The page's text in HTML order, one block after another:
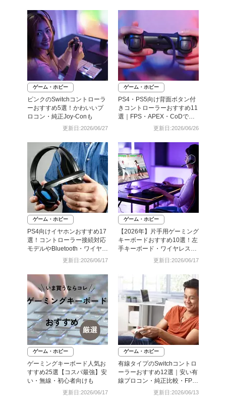
ゲーム・ホビー
ピンクのSwitchコントローラ
ーおすすめ5選！かわいいプ
ロコン・純正Joy-Conも
更新日:2026/06/27
ゲーム・ホビー
PS4・PS5向け背面ボタン付
きコントローラーおすすめ11
選｜FPS・APEX・CoDで勝
率アップ！PS5・PC対応も
更新日:2026/06/26
ゲーム・ホビー
PS4向けイヤホンおすすめ17
選！コントローラー接続対応
モデルやBluetooth・ワイヤレ
ス対応機種も更新日:2026/06/17
ゲーム・ホビー
【2026年】片手用ゲーミング
キーボードおすすめ10選！左
手キーボード・ワイヤレス対
更新日:2026/06/17
ゲーム・ホビー
ゲーミングキーボード人気お
すすめ25選【コスパ最強】安
い・無線・初心者向けも
更新日:2026/06/17
ゲーム・ホビー
有線タイプのSwitchコントロ
ーラーおすすめ12選｜安い有
線プロコン・純正比較・FPS
更新日:2026/06/13